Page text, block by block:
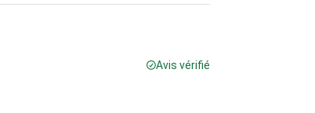
Avis vérifié